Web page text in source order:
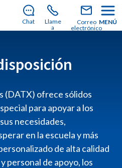
a nosotros en el
Descubre cómo
Chat
Llame
a
Correo
electrónico
MENÚ
(DATX) ofrece sólidos
para apoyar a los
necesidades,
en la escuela y más
de alta calidad
personal de apoyo, los